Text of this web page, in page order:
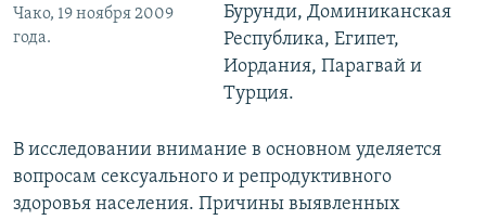
Чако, 19 ноября 2009
года.
Бурунди, Доминиканская
Республика, Египет,
Иордания, Парагвай и
Турция.
В исследовании внимание в основном уделяется
вопросам сексуального и репродуктивного
здоровья населения. Причины выявленных